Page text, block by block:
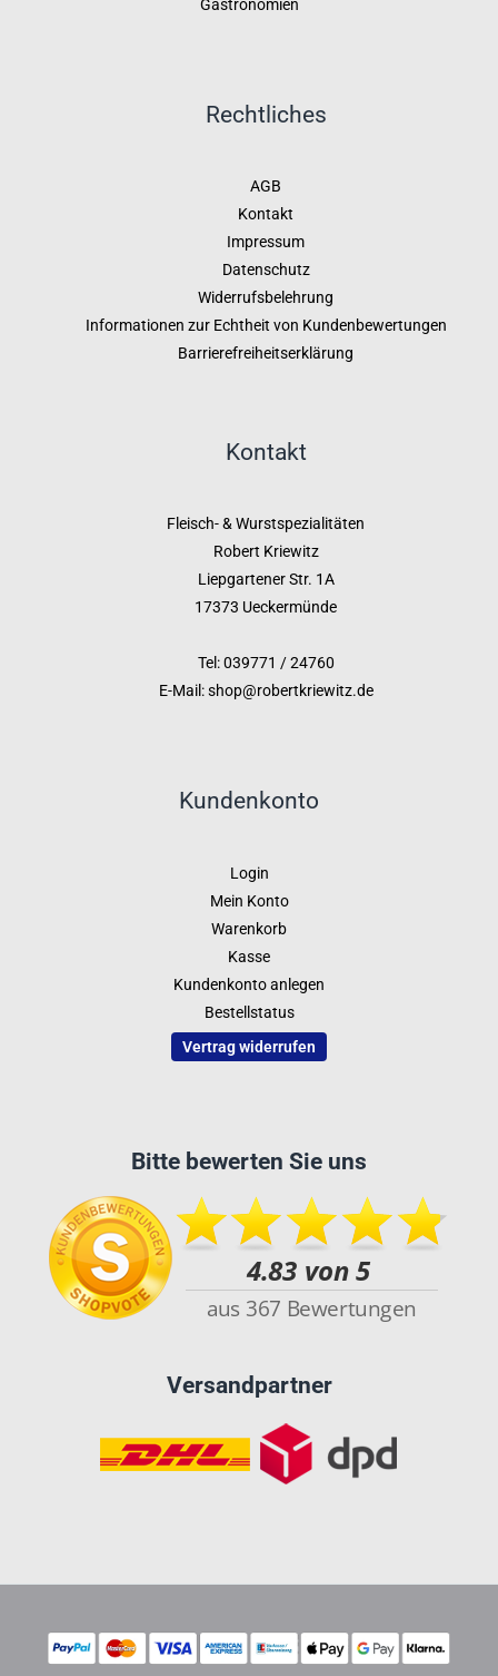
Gastronomien
Rechtliches
AGB
Kontakt
Impressum
Datenschutz
Widerrufsbelehrung
Informationen zur Echtheit von Kundenbewertungen
Barrierefreiheitserklärung
Kontakt
Fleisch- & Wurstspezialitäten
Robert Kriewitz
Liepgartener Str. 1A
17373 Ueckermünde
Tel: 039771 / 24760
E-Mail: shop@robertkriewitz.de
Kundenkonto
Login
Mein Konto
Warenkorb
Kasse
Kundenkonto anlegen
Bestellstatus
Vertrag widerrufen
Bitte bewerten Sie uns
Versandpartner